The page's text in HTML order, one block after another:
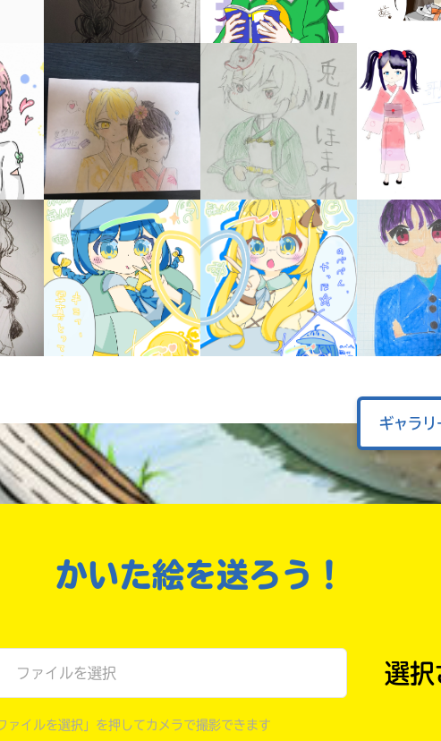
キーワードから探す
オフィシャルアカウント
SNSでシェアする
ギャラリ
かいた絵を送ろう！
ファイルを選択
イルを選択」を押してカメラで撮影できます
入
力
内
容
に
エ
ラ
ー
が
で、
し
て
ね
戻る